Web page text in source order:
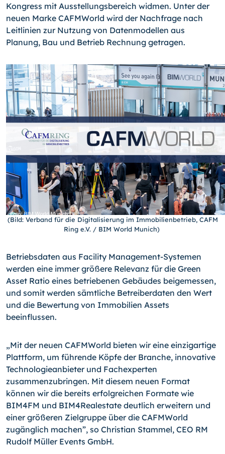
Kongress mit Ausstellungsbereich widmen. Unter der
neuen Marke CAFMWorld wird der Nachfrage nach
Leitlinien zur Nutzung von Datenmodellen aus
Planung, Bau und Betrieb Rechnung getragen.
(Bild: Verband für die Digitalisierung im Immobilienbetrieb, CAFM
Ring e.V. / BIM World Munich)
Betriebsdaten aus Facility Management-Systemen
werden eine immer größere Relevanz für die Green
Asset Ratio eines betriebenen Gebäudes beigemessen,
und somit werden sämtliche Betreiberdaten den Wert
und die Bewertung von Immobilien Assets
beeinflussen.
„Mit der neuen CAFMWorld bieten wir eine einzigartige
Plattform, um führende Köpfe der Branche, innovative
Technologieanbieter und Fachexperten
zusammenzubringen. Mit diesem neuen Format
können wir die bereits erfolgreichen Formate wie
BIM4FM und BIM4Realestate deutlich erweitern und
einer größeren Zielgruppe über die CAFMWorld
zugänglich machen”, so Christian Stammel, CEO RM
Rudolf Müller Events GmbH.